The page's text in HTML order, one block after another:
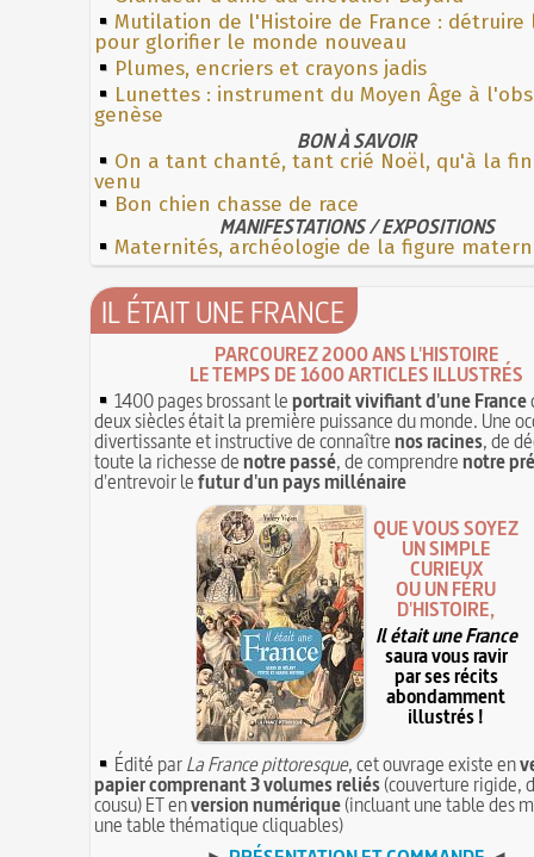
Mutilation de l'Histoire de France : détruire
pour glorifier le monde nouveau
Plumes, encriers et crayons jadis
Lunettes : instrument du Moyen Âge à
genèse
BON À SAVOIR
On a tant chanté, tant crié Noël, qu'à la
venu
Bon chien chasse de race
MANIFESTATIONS / EXPOSITIONS
Maternités, archéologie de la figure
IL ÉTAIT UNE FRANCE
PARCOUREZ 2000 ANS L'HISTOIRE
LE TEMPS DE 1600 ARTICLES ILLUSTRÉS
1400 pages brossant leportrait vivifiant d'une France
deux siècles était la première puissance du monde. Une
divertissante et instructive de connaîtrenos racines, de
toute la richesse denotre passé, de comprendrenotre
d'entrevoir lefutur d'un pays millénaire
QUE VOUS SOYEZ
UN SIMPLE
CURIEUX
OU UN FÉRU
D'HISTOIRE,
Il était une France
saura vous ravir
par ses récits
abondamment
illustrés !
Édité parLa France pittoresque, cet ouvrage existe en
papier comprenant 3 volumes reliés(couverture rigide,
cousu) ET enversion numérique(incluant une table des
une table thématique cliquables)